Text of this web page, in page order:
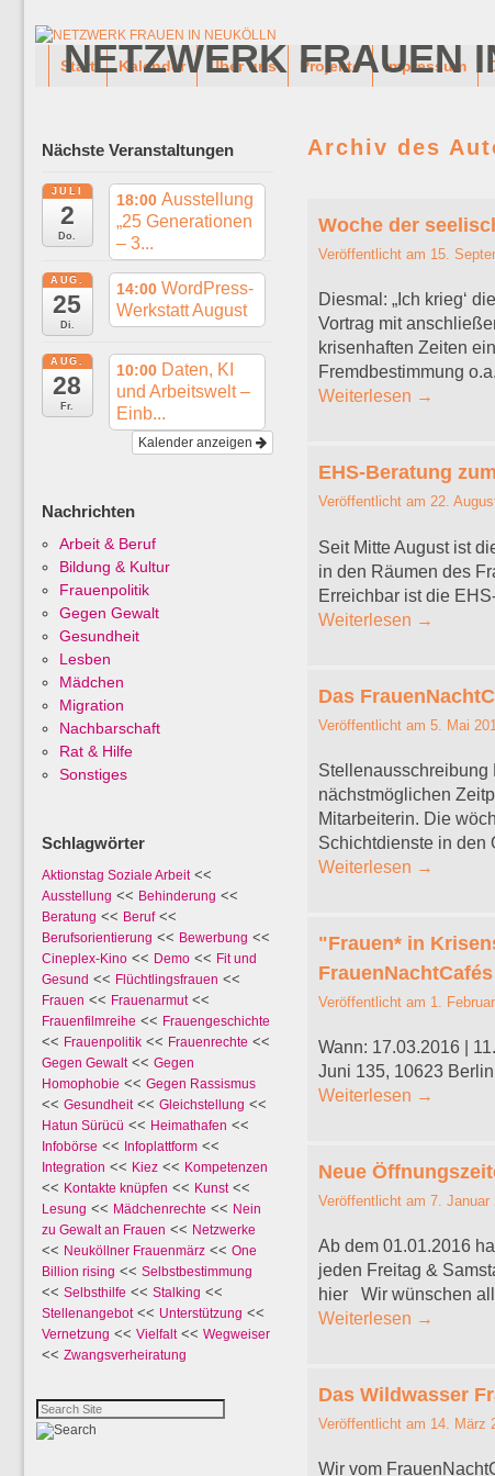
NETZWERK FRAUEN
Zum Inhalt wechseln
Zum sekundären Inhalt wechseln
Start Kalender Über uns Projekte Impressum
Nächste Veranstaltungen
JULI
2
Do.
18:00 Ausstellung
„25 Generationen
– 3...
AUG.
25
Di.
14:00 WordPress-
Werkstatt August
AUG.
28
Fr.
10:00 Daten, KI
und Arbeitswelt –
Einb...
Kalender anzeigen
Nachrichten
Arbeit & Beruf
Bildung & Kultur
Frauenpolitik
Gegen Gewalt
Gesundheit
Lesben
Mädchen
Migration
Nachbarschaft
Rat & Hilfe
Sonstiges
Schlagwörter
Aktionstag Soziale Arbeit<<
Ausstellung << Behinderung <<
Beratung << Beruf<<
Berufsorientierung << Bewerbung <<
Cineplex-Kino << Demo << Fit und
Gesund << Flüchtlingsfrauen <<
Frauen << Frauenarmut<<
Frauenfilmreihe << Frauengeschichte
<< Frauenpolitik << Frauenrechte <<
Gegen Gewalt<< Gegen
Homophobie << Gegen Rassismus
<< Gesundheit<< Gleichstellung <<
Hatun Sürücü << Heimathafen <<
Infobörse << Infoplattform <<
Integration << Kiez << Kompetenzen
<< Kontakte knüpfen << Kunst<<
Lesung << Mädchenrechte << Nein
zu Gewalt an Frauen << Netzwerke
<< Neuköllner Frauenmärz << One
Billion rising << Selbstbestimmung
<< Selbsthilfe << Stalking <<
Stellenangebot<< Unterstützung <<
Vernetzung << Vielfalt<< Wegweiser
<< Zwangsverheiratung
Archiv des
Woche der
Veröffentlicht am 15.
Diesmal: „Ich krieg‘
Vortrag mit
krisenhaften Zeiten
Fremdbestimmung
Weiterlesen →
EHS-Beratung
Veröffentlicht am 22.
Seit Mitte August ist
in den Räumen des
Erreichbar ist die
Weiterlesen →
Das
Veröffentlicht am 5. Mai
Stellenausschreibung
nächstmöglichen
Mitarbeiterin. Die
Schichtdienste in den
Weiterlesen →
"Frauen* in
Veröffentlicht am 1.
Wann: 17.03.2016 |
Juni 135, 10623
Weiterlesen →
Neue
Veröffentlicht am 7. Januar
Ab dem 01.01.2016
jeden Freitag &
hier Wir wünschen
Weiterlesen →
Das Wildwasser
Veröffentlicht am 14. März
Wir vom